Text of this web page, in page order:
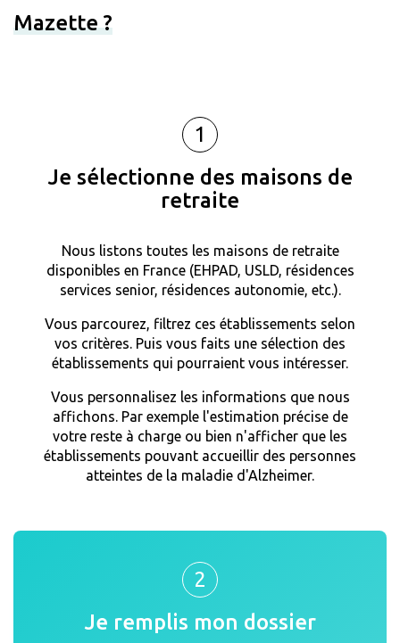
Mazette ?
1
Je sélectionne des maisons de
retraite
Nous listons toutes les maisons de retraite
disponibles en France (EHPAD, USLD, résidences
services senior, résidences autonomie, etc.).
Vous parcourez, filtrez ces établissements selon
vos critères. Puis vous faits une sélection des
établissements qui pourraient vous intéresser.
Vous personnalisez les informations que nous
affichons. Par exemple l'estimation précise de
votre reste à charge ou bien n'afficher que les
établissements pouvant accueillir des personnes
atteintes de la maladie d'Alzheimer.
2
Je remplis mon dossier